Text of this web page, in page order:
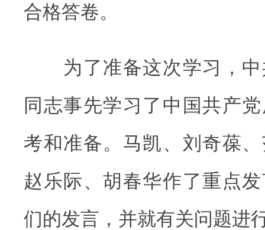
合格答卷。
为了准备这次学习，中
同志事先学习了中国共产
考和准备。马凯、刘奇葆
赵乐际、胡春华作了重点
们的发言，并就有关问题进